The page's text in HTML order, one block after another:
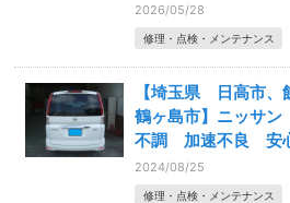
2026/05/28
修理・点検・メンテナンス
【埼玉県 日高市、
鶴ヶ島市】ニッサ
不調 加速不良 安
2024/08/25
修理・点検・メンテナンス